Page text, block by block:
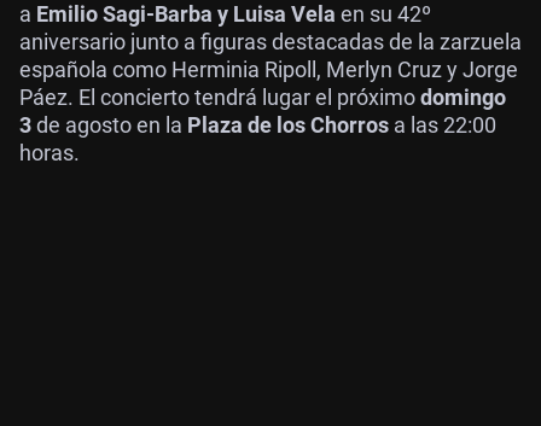
a Emilio Sagi-Barba y Luisa Vela en su 42º
aniversario junto a figuras destacadas de la zarzuela
española como Herminia Ripoll, Merlyn Cruz y Jorge
Páez. El concierto tendrá lugar el próximodomingo
3de agosto en la Plaza de los Chorros a las 22:00
horas.